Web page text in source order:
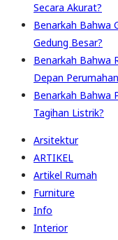
Secara Akurat?
Benarkah Bahwa
Gedung Besar?
Benarkah Bahwa
Depan
Benarkah Bahwa
Tagihan Listrik?
Arsitektur
ARTIKEL
Artikel Rumah
Furniture
Info
Interior